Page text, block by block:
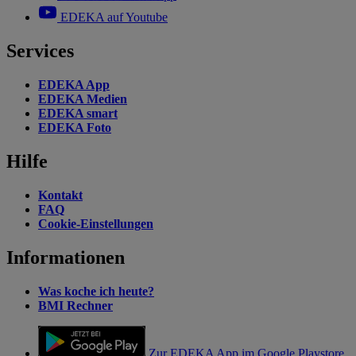
EDEKA auf Youtube
Services
EDEKA App
EDEKA Medien
EDEKA smart
EDEKA Foto
Hilfe
Kontakt
FAQ
Cookie-Einstellungen
Informationen
Was koche ich heute?
BMI Rechner
Zur EDEKA App im Google Playstore